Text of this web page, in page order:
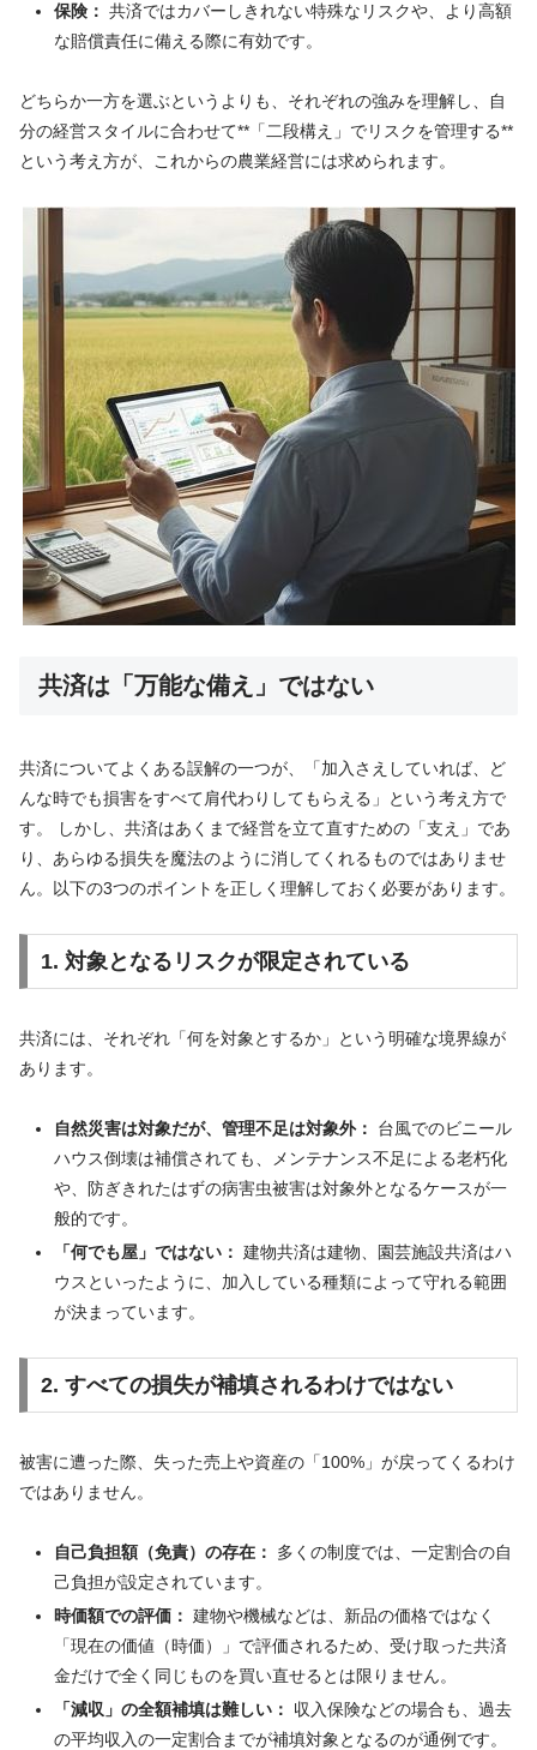
保険： 共済ではカバーしきれない特殊なリスクや、より高額
な賠償責任に備える際に有効です。
どちらか一方を選ぶというよりも、それぞれの強みを理解し、自
分の経営スタイルに合わせて**「二段構え」でリスクを管理する**
という考え方が、これからの農業経営には求められます。
共済は「万能な備え」ではない
共済についてよくある誤解の一つが、「加入さえしていれば、ど
んな時でも損害をすべて肩代わりしてもらえる」という考え方で
す。 しかし、共済はあくまで経営を立て直すための「支え」であ
り、あらゆる損失を魔法のように消してくれるものではありませ
ん。以下の3つのポイントを正しく理解しておく必要があります。
1. 対象となるリスクが限定されている
共済には、それぞれ「何を対象とするか」という明確な境界線が
あります。
自然災害は対象だが、管理不足は対象外：
台風でのビニール
ハウス倒壊は補償されても、メンテナンス不足による老朽化
や、防ぎきれたはずの病害虫被害は対象外となるケースが一
般的です。
「何でも屋」ではない： 建物共済は建物、園芸施設共済はハ
ウスといったように、加入している種類によって守れる範囲
が決まっています。
2. すべての損失が補填されるわけではない
被害に遭った際、失った売上や資産の「100%」が戻ってくるわけ
ではありません。
自己負担額（免責）の存在：
多くの制度では、一定割合の自
己負担が設定されています。
時価額での評価： 建物や機械などは、新品の価格ではなく
「現在の価値（時価）」で評価されるため、受け取った共済
金だけで全く同じものを買い直せるとは限りません。
「減収」の全額補填は難しい：
収入保険などの場合も、過去
の平均収入の一定割合までが補填対象となるのが通例です。